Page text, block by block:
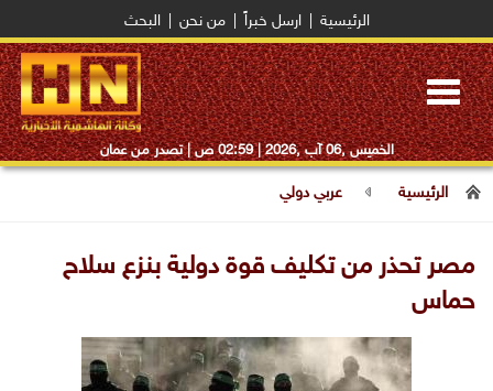
الرئيسية ارسل خبراً من نحن البحث
Toggle
navigation
الخميس ,06 آب ,2026 | 02:59 ص | تصدر من عمان
الرئيسية عربي دولي
مصر تحذر من تكليف قوة دولية بنزع سلاح
حماس